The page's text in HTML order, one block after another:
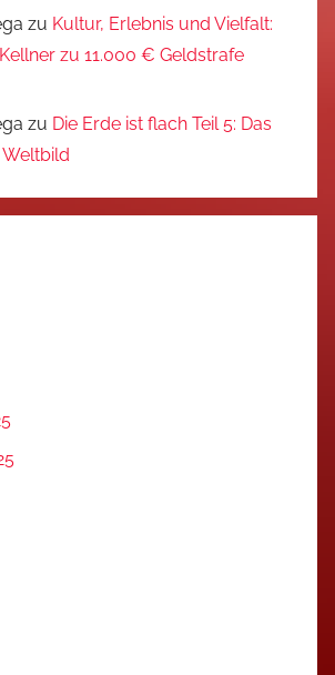
zu Kultur, Erlebnis und Vielfalt:
zu 11.000 € Geldstrafe
zu Die Erde ist flach Teil 5: Das